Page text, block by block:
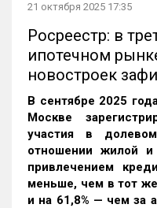
21 октября 2025 17:35
Росреестр: в
ипотечном
новостроек
В сентябре 2025
Москве
участия в
отношении жилой
привлечением
меньше, чем в тот
и на 61,8% — чем за